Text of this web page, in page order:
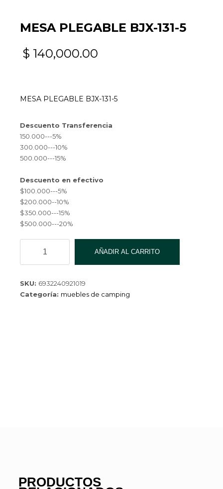
MESA PLEGABLE BJX-131-5
$ 140,000.00
MESA PLEGABLE BJX-131-5
Descuento Transferencia
150.000---5%
300.000---10%
500.000---15%
Descuento en efectivo
$100.000---5%
$200.000--10%
$350.000---15%
$500.000---20%
PLEGABLE
BJX-
5
cantidad
AÑADIR AL CARRITO
SKU: 6932240921019
Categoría: muebles de camping
PRODUCTOS